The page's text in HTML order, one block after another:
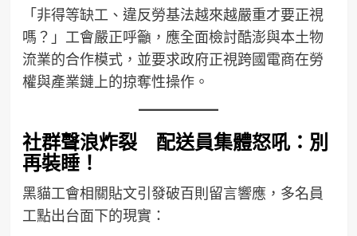
「非得等缺工、違反勞基法越來越嚴重才要正視
嗎？」工會嚴正呼籲，應全面檢討酷澎與本土物
流業的合作模式，並要求政府正視跨國電商在勞
權與產業鏈上的掠奪性操作。
社群聲浪炸裂 配送員集體怒吼：別
再裝睡！
黑貓工會相關貼文引發破百則留言響應，多名員
工點出台面下的現實：